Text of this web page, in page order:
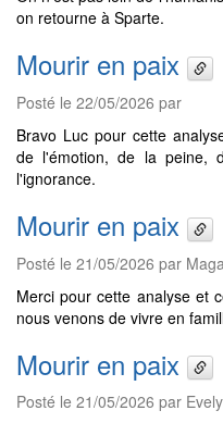
on retourne à Sparte.
Mourir en paix
Posté le 22/05/2026 par
Bravo Luc pour cette
de l'émotion, de la peine,
l'ignorance.
Mourir en paix
Posté le 21/05/2026 par
Merci pour cette analyse et
nous venons de vivre en
Mourir en paix
Posté le 21/05/2026 par